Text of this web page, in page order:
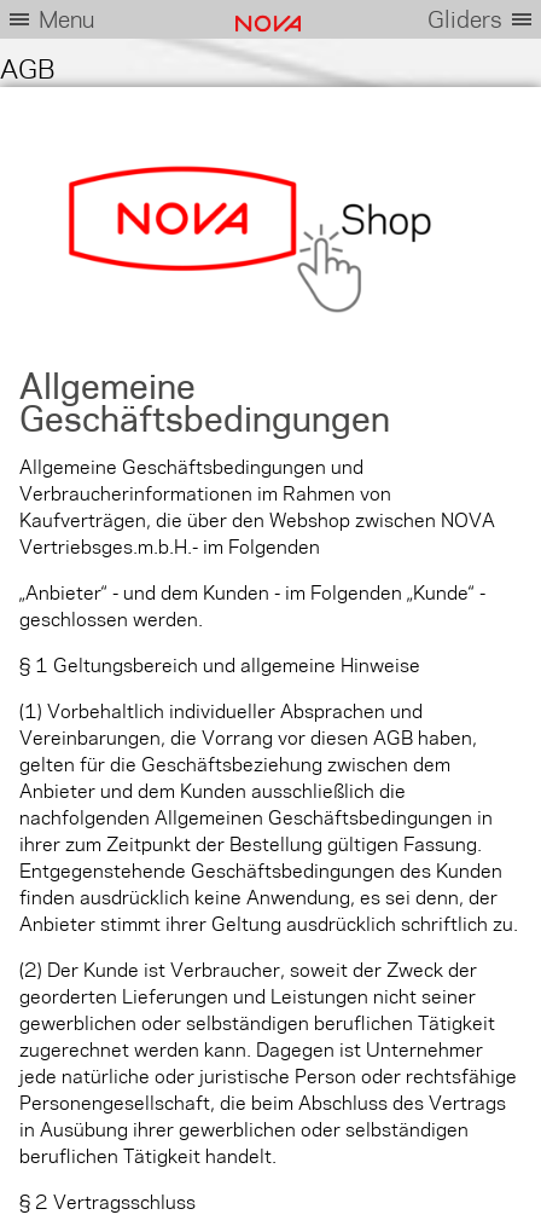
Menu Gliders
AGB
Allgemeine
Geschäftsbedingungen
Allgemeine Geschäftsbedingungen und
Verbraucherinformationen im Rahmen von
Kaufverträgen, die über den Webshop zwischen NOVA
Vertriebsges.m.b.H.- im Folgenden
„Anbieter“ - und dem Kunden - im Folgenden „Kunde“ -
geschlossen werden.
§ 1 Geltungsbereich und allgemeine Hinweise
(1) Vorbehaltlich individueller Absprachen und
Vereinbarungen, die Vorrang vor diesen AGB haben,
gelten für die Geschäftsbeziehung zwischen dem
Anbieter und dem Kunden ausschließlich die
nachfolgenden Allgemeinen Geschäftsbedingungen in
ihrer zum Zeitpunkt der Bestellung gültigen Fassung.
Entgegenstehende Geschäftsbedingungen des Kunden
finden ausdrücklich keine Anwendung, es sei denn, der
Anbieter stimmt ihrer Geltung ausdrücklich schriftlich zu.
(2) Der Kunde ist Verbraucher, soweit der Zweck der
georderten Lieferungen und Leistungen nicht seiner
gewerblichen oder selbständigen beruflichen Tätigkeit
zugerechnet werden kann. Dagegen ist Unternehmer
jede natürliche oder juristische Person oder rechtsfähige
Personengesellschaft, die beim Abschluss des Vertrags
in Ausübung ihrer gewerblichen oder selbständigen
beruflichen Tätigkeit handelt.
§ 2 Vertragsschluss